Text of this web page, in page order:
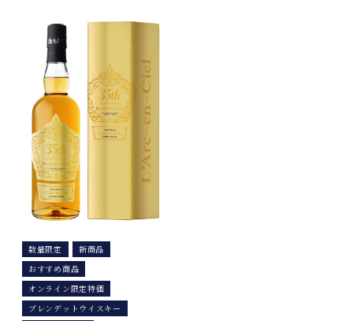
数量限定
新商品
おすすめ商品
オンライン限定特価
ブレンデットウイスキー